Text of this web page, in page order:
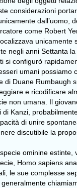
considerazioni
dall’uomo,
come Robert
negli anni Settanta
si configurò
umani
di Duane Rumbaugh
e ricodificare
non umana. Il
Kanzi,
di unire
discutibile la
ominine
Homo sapiens
le sue complesse